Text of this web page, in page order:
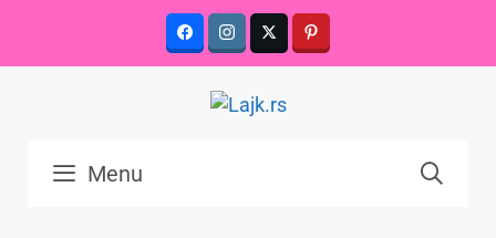
content
Menu